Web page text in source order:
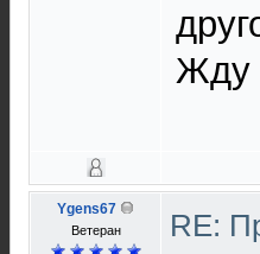
Жду
Ygens67
Ветеран
RE: